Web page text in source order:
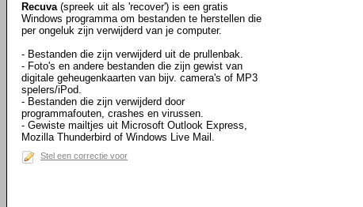
Recuva(spreek uit als 'recover') is een gratis
Windows programma om bestanden te herstellen die
per ongeluk zijn verwijderd van je computer.
- Bestanden die zijn verwijderd uit de prullenbak.
- Foto's en andere bestanden die zijn gewist van
digitale geheugenkaarten van bijv. camera's of MP3
spelers/iPod.
- Bestanden die zijn verwijderd door
programmafouten, crashes en virussen.
- Gewiste mailtjes uit Microsoft Outlook Express,
Mozilla Thunderbird of Windows Live Mail.
Stel een correctie voor